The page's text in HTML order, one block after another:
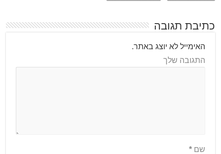
כתיבת תגובה
האימייל לא יוצג באתר.
התגובה שלך
שם*